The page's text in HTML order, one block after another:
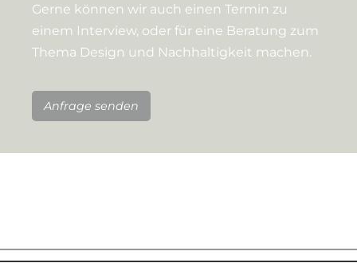
Gerne können wir auch einen Termin zu
einem Interview, oder für eine Beratung zum
Thema Design und Nachhaltigkeit machen.
Anfrage senden